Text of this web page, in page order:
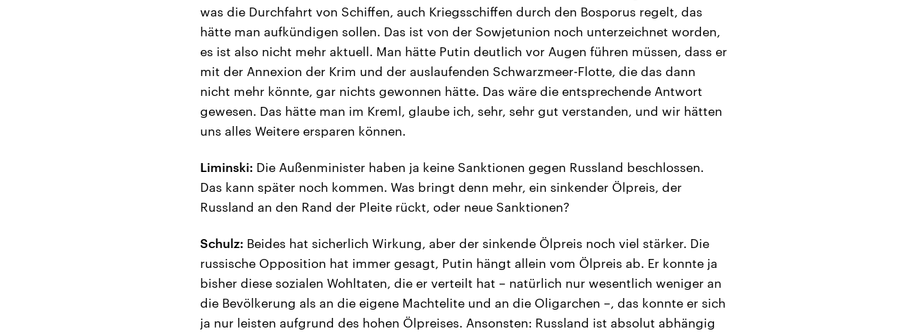
was die Durchfahrt von Schiffen, auch Kriegsschiffen durch den Bosporus regelt, das
hätte man aufkündigen sollen. Das ist von der Sowjetunion noch unterzeichnet worden,
es ist also nicht mehr aktuell. Man hätte Putin deutlich vor Augen führen müssen, dass er
mit der Annexion der Krim und der auslaufenden Schwarzmeer-Flotte, die das dann
nicht mehr könnte, gar nichts gewonnen hätte. Das wäre die entsprechende Antwort
gewesen. Das hätte man im Kreml, glaube ich, sehr, sehr gut verstanden, und wir hätten
uns alles Weitere ersparen können.
Liminski: Die Außenminister haben ja keine Sanktionen gegen Russland beschlossen.
Das kann später noch kommen. Was bringt denn mehr, ein sinkender Ölpreis, der
Russland an den Rand der Pleite rückt, oder neue Sanktionen?
Schulz: Beides hat sicherlich Wirkung, aber der sinkende Ölpreis noch viel stärker. Die
russische Opposition hat immer gesagt, Putin hängt allein vom Ölpreis ab. Er konnte ja
bisher diese sozialen Wohltaten, die er verteilt hat – natürlich nur wesentlich weniger an
die Bevölkerung als an die eigene Machtelite und an die Oligarchen –, das konnte er sich
ja nur leisten aufgrund des hohen Ölpreises. Ansonsten: Russland ist absolut abhängig